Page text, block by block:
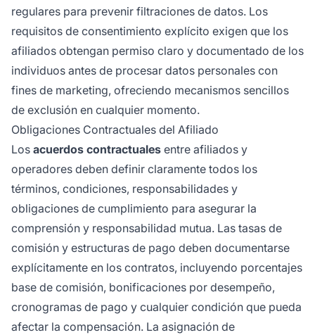
regulares para prevenir filtraciones de datos. Los
requisitos de consentimiento explícito exigen que los
afiliados obtengan permiso claro y documentado de los
individuos antes de procesar datos personales con
fines de marketing, ofreciendo mecanismos sencillos
de exclusión en cualquier momento.
Obligaciones Contractuales del Afiliado
Los acuerdos contractuales entre afiliados y
operadores deben definir claramente todos los
términos, condiciones, responsabilidades y
obligaciones de cumplimiento para asegurar la
comprensión y responsabilidad mutua. Las tasas de
comisión y estructuras de pago deben documentarse
explícitamente en los contratos, incluyendo porcentajes
base de comisión, bonificaciones por desempeño,
cronogramas de pago y cualquier condición que pueda
afectar la compensación. La asignación de